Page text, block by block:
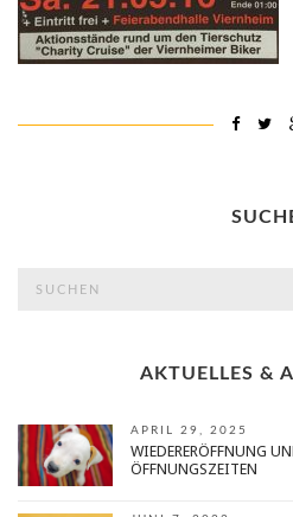
AKTUELLES &
APRIL 29, 2025
WIEDERERÖFFNUNG
ÖFFNUNGSZEITEN